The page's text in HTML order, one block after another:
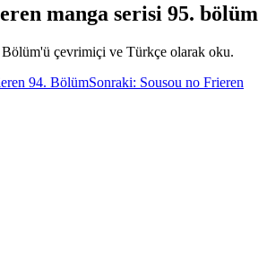
manga serisi 95. bölüm
çevrimiçi ve Türkçe olarak oku.
94. BölümSonraki: Sousou no Frieren